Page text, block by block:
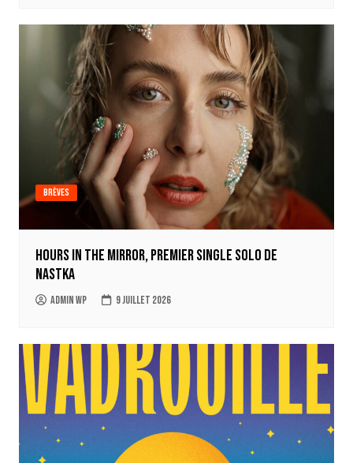
Brèves
Hours in the mirror, premier single solo de
Nastka
Admin WP 9 juillet 2026